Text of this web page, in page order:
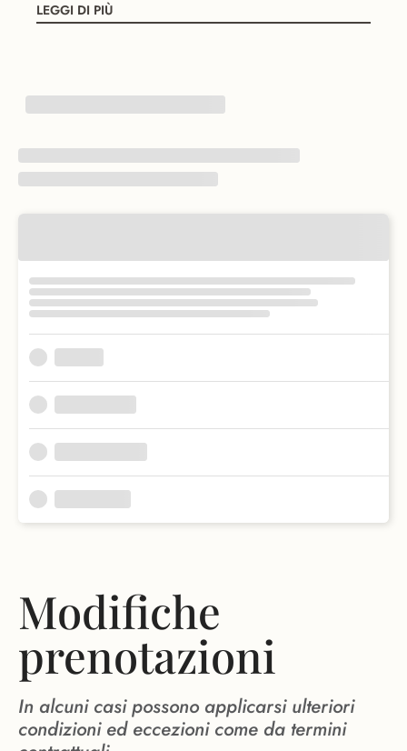
LEGGI DI PIÙ
Modifiche
prenotazioni
In alcuni casi possono applicarsi ulteriori
condizioni ed eccezioni come da termini